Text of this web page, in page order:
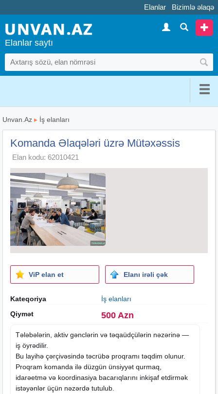
Elanlar Bizimlə əlaqə
Elanlar saytı
Unvan.Az ▸ İş elanları
Komanda Əlaqələri üzrə Mütəxəssis
Elan kodu: 62010421
ViP elan et Elanı irəli çək
Kateqoriya
İş elanları
Qiymət
500 Azn
Tələbələrin, aktiv gənclərin və təqaüdçülərin nəzərinə —
iş öyrədilir.
Bu layihə çərçivəsində təcrübə proqramı təqdim olunur.
Proqram komanda ilə düzgün ünsiyyət qurmaq,
idarəetmə və koordinasiya bacarıqlarını inkişaf etdirmək
istəyənlər üçün nəzərdə tutulub.